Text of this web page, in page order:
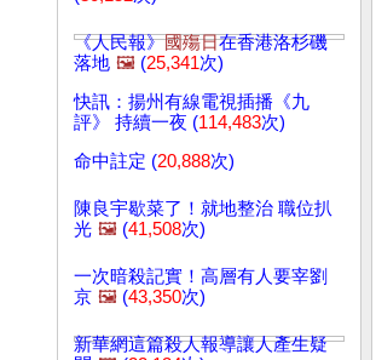
《人民報》國殤日在香港洛杉磯
落地 🖼️ (25,341次)
快訊：揚州有線電視插播《九
評》 持續一夜 (114,483次)
命中註定 (20,888次)
陳良宇歇菜了！就地整治 職位扒
光 🖼️ (41,508次)
一次暗殺記實！高層有人要宰劉
京 🖼️ (43,350次)
新華網這篇殺人報導讓人產生疑